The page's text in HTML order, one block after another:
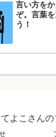
言い方を
ぞ。言葉
う！
よこさん